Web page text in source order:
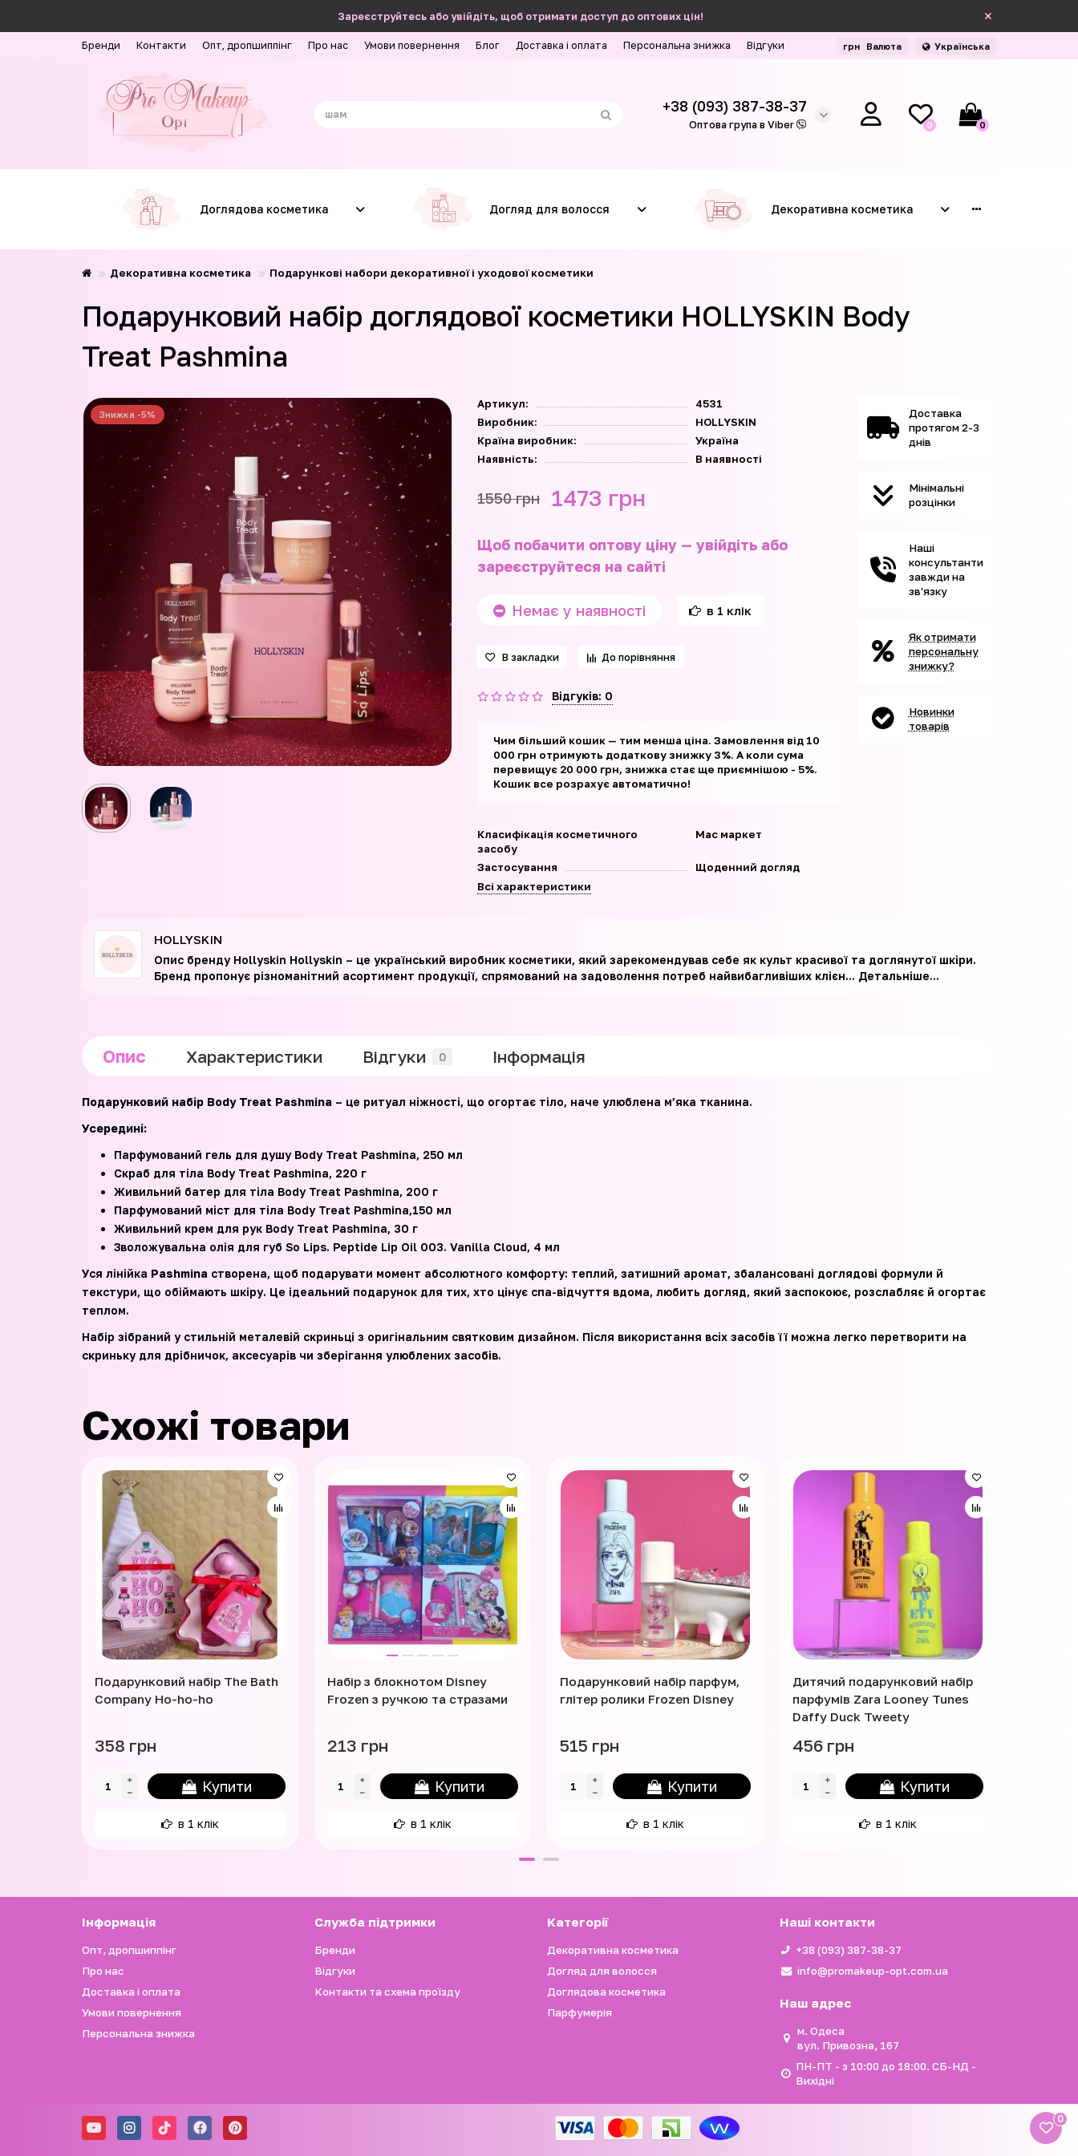
Зареєструйтесь або увійдіть, щоб отримати доступ до оптових цін!
Бренди Контакти Опт, дропшиппінг Про нас Умови повернення Блог Доставка і оплата Персональна знижка Відгуки грн Валюта Українська
+38 (093) 387-38-37
Оптова група в Viber 0 0
Доглядова косметика Догляд для волосся Декоративна косметика
Декоративна косметика Подарункові набори декоративної і уходової косметики
Подарунковий набір доглядової косметики HOLLYSKIN Body
Treat Pashmina
Знижка -5%
Артикул:
4531
Виробник:
HOLLYSKIN
Країна виробник:
Україна
Наявність:
В наявності
1550 грн 1473 грн
Щоб побачити оптову ціну — увійдіть або
зареєструйтеся на сайті
Немає у наявності в 1 клік
В закладки До порівняння
Відгуків: 0
Чим більший кошик — тим менша ціна. Замовлення від 10
000 грн отримують додаткову знижку 3%. А коли сума
перевищує 20 000 грн, знижка стає ще приємнішою - 5%.
Кошик все розрахує автоматично!
Класифікація косметичного
засобу
Мас маркет
Застосування
Щоденний догляд
Всі характеристики
Доставка
протягом 2-3
днів
Мінімальні
розцінки
Наші
консультанти
завжди на
зв'язку
Як отримати
персональну
знижку?
Новинки
товарів
HOLLYSKIN
Опис бренду Hollyskin Hollyskin – це український виробник косметики, який зарекомендував себе як культ красивої та доглянутої шкіри.
Бренд пропонує різноманітний асортимент продукції, спрямований на задоволення потреб найвибагливіших клієн... Детальніше...
Опис Характеристики Відгуки 0 Iнформація
Подарунковий набір Body Treat Pashmina – це ритуал ніжності, що огортає тіло, наче улюблена м’яка тканина.
Усередині:
Парфумований гель для душу Body Treat Pashmina, 250 мл
Скраб для тіла Body Treat Pashmina, 220 г
Живильний батер для тіла Body Treat Pashmina, 200 г
Парфумований міст для тіла Body Treat Pashmina,150 мл
Живильний крем для рук Body Treat Pashmina, 30 г
Зволожувальна олія для губ So Lips. Peptide Lip Oil 003. Vanilla Cloud, 4 мл
Уся лінійка Pashmina створена, щоб подарувати момент абсолютного комфорту: теплий, затишний аромат, збалансовані доглядові формули й
текстури, що обіймають шкіру. Це ідеальний подарунок для тих, хто цінує спа-відчуття вдома, любить догляд, який заспокоює, розслабляє й огортає
теплом.
Набір зібраний у стильній металевій скриньці з оригінальним святковим дизайном. Після використання всіх засобів її можна легко перетворити на
скриньку для дрібничок, аксесуарів чи зберігання улюблених засобів.
Схожі товари
Подарунковий набір The Bath
Company Ho-ho-ho
358 грн
Купити
в 1 клік
Набір з блокнотом Disney
Frozen з ручкою та стразами
213 грн
Купити
в 1 клік
Подарунковий набір парфум,
глітер ролики Frozen Disney
515 грн
Купити
в 1 клік
Дитячий подарунковий набір
парфумів Zara Looney Tunes
Daffy Duck Tweety
456 грн
Купити
в 1 клік
Iнформація
Опт, дропшиппінг
Про нас
Доставка і оплата
Умови повернення
Персональна знижка
Служба підтримки
Бренди
Відгуки
Контакти та схема проїзду
Категорії
Декоративна косметика
Догляд для волосся
Доглядова косметика
Парфумерія
Наші контакти
+38 (093) 387-38-37
info@promakeup-opt.com.ua
Наш адрес
м. Одеса
вул. Привозна, 167
ПН-ПТ - з 10:00 до 18:00. СБ-НД -
Вихідні
0